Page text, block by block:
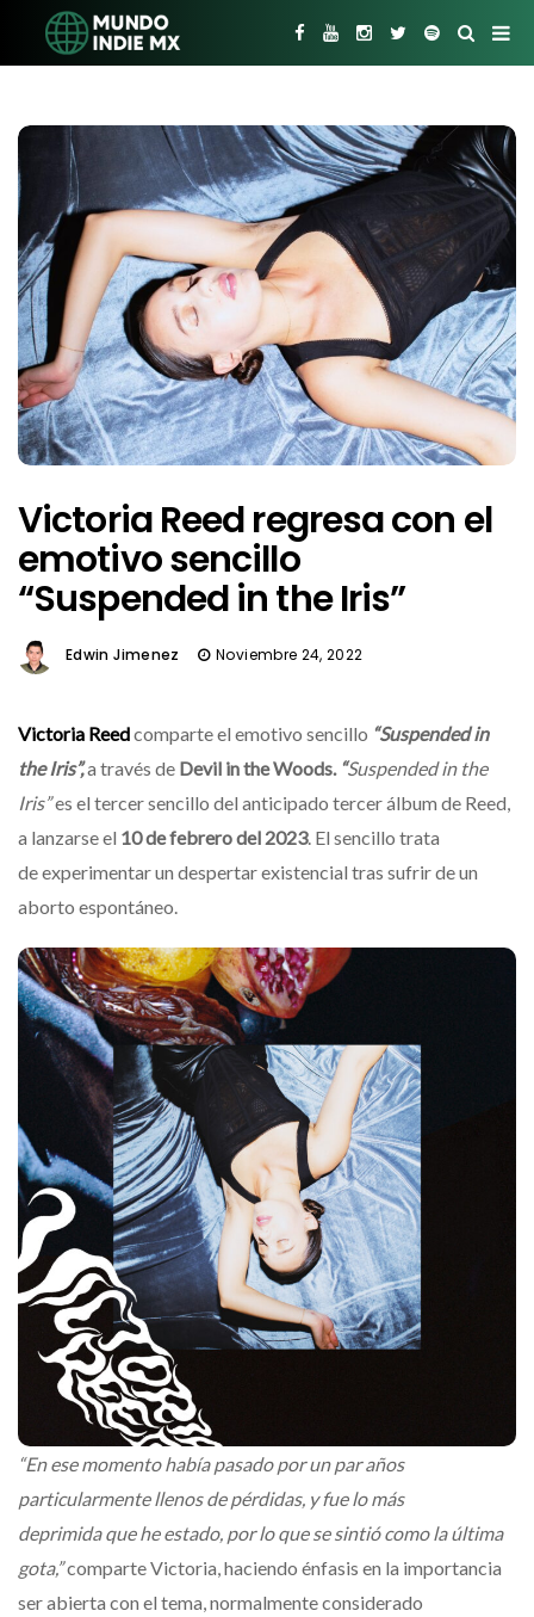
Victoria Reed regresa con el
emotivo sencillo
“Suspended in the Iris”
Edwin Jimenez Noviembre 24, 2022
Victoria Reedcomparte el emotivo sencillo “Suspended in
the Iris”,a través de Devil in the Woods. “Suspended in the
Iris”es el tercer sencillo del anticipado tercer álbum de Reed,
a lanzarse el 10 de febrero del 2023. El sencillo trata
de experimentar un despertar existencial tras sufrir de un
aborto espontáneo.
“En ese momento había pasado por un par años
particularmente llenos de pérdidas, y fue lo más
deprimida que he estado, por lo que se sintió como la última
gota,”comparte Victoria, haciendo énfasis en la importancia
ser abierta con el tema, normalmente considerado